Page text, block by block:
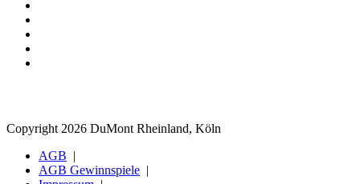
Copyright 2026 DuMont Rheinland, Köln
AGB
AGB Gewinnspiele